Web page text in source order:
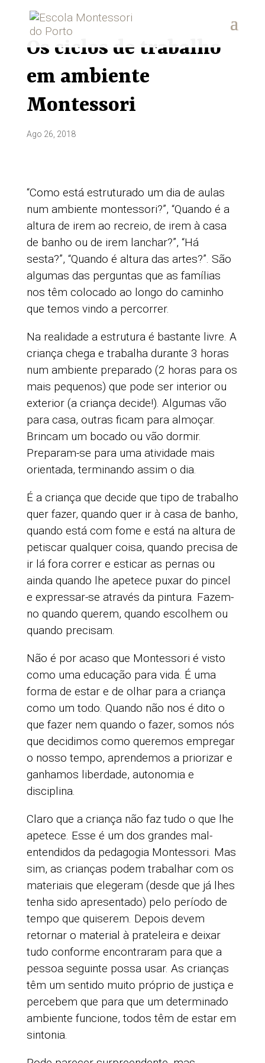
Os ciclos de trabalho
em ambiente
Montessori
Ago 26, 2018
“Como está estruturado um dia de aulas
num ambiente montessori?”, “Quando é a
altura de irem ao recreio, de irem à casa
de banho ou de irem lanchar?”, “Há
sesta?”, “Quando é altura das artes?”. São
algumas das perguntas que as famílias
nos têm colocado ao longo do caminho
que temos vindo a percorrer.
Na realidade a estrutura é bastante livre. A
criança chega e trabalha durante 3 horas
num ambiente preparado (2 horas para os
mais pequenos) que pode ser interior ou
exterior (a criança decide!). Algumas vão
para casa, outras ficam para almoçar.
Brincam um bocado ou vão dormir.
Preparam-se para uma atividade mais
orientada, terminando assim o dia.
É a criança que decide que tipo de trabalho
quer fazer, quando quer ir à casa de banho,
quando está com fome e está na altura de
petiscar qualquer coisa, quando precisa de
ir lá fora correr e esticar as pernas ou
ainda quando lhe apetece puxar do pincel
e expressar-se através da pintura. Fazem-
no quando querem, quando escolhem ou
quando precisam.
Não é por acaso que Montessori é visto
como uma educação para vida. É uma
forma de estar e de olhar para a criança
como um todo. Quando não nos é dito o
que fazer nem quando o fazer, somos nós
que decidimos como queremos empregar
o nosso tempo, aprendemos a priorizar e
ganhamos liberdade, autonomia e
disciplina.
Claro que a criança não faz tudo o que lhe
apetece. Esse é um dos grandes mal-
entendidos da pedagogia Montessori. Mas
sim, as crianças podem trabalhar com os
materiais que elegeram (desde que já lhes
tenha sido apresentado) pelo período de
tempo que quiserem. Depois devem
retornar o material à prateleira e deixar
tudo conforme encontraram para que a
pessoa seguinte possa usar. As crianças
têm um sentido muito próprio de justiça e
percebem que para que um determinado
ambiente funcione, todos têm de estar em
sintonia.